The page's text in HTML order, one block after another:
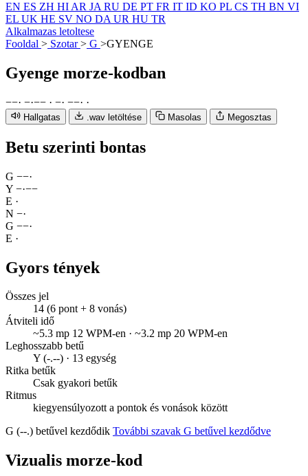
EN ES ZH HI AR JA RU DE PT FR IT ID KO PL CS TH BN VI
EL UK HE SV NO DA UR HU TR
Alkalmazas letoltese
Fooldal > Szotar> G >GYENGE
Gyenge morze-kodban
−−· −·−− · −· −−· ·
Hallgatas .wav letöltése Masolas Megosztas
Betu szerinti bontas
G −−·
Y −·−−
E ·
N −·
G −−·
E ·
Gyors tények
Összes jel
14 (6 pont + 8 vonás)
Átviteli idő
~5.3 mp 12 WPM-en · ~3.2 mp 20 WPM-en
Leghosszabb betű
Y (-.--) · 13 egység
Ritka betűk
Csak gyakori betűk
Ritmus
kiegyensúlyozott a pontok és vonások között
G (--.) betűvel kezdődik További szavak G betűvel kezdődve
Vizualis morze-kod